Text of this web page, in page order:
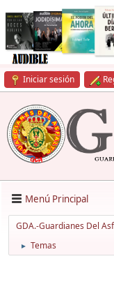
Iniciar sesión
Menú Principal
GDA.-Guardianes Del
► Temas